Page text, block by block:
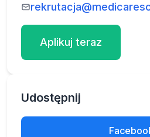
Aplikuj teraz
Udostępnij